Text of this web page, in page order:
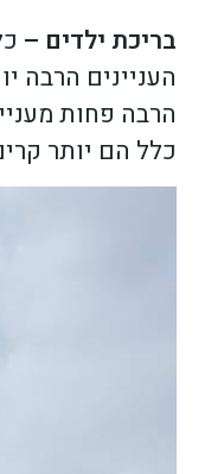
בריכת ילדים –
העניינים הרבה
הרבה פחות
כלל הם יותר